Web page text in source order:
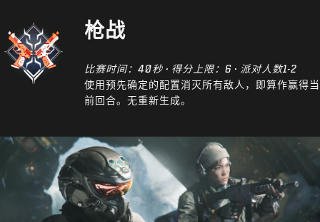
枪战
比赛时间：40秒 · 得分上限：6 · 派对人数1-2
使用预先确定的配置消灭所有敌人，即算作赢得当
前回合。无重新生成。